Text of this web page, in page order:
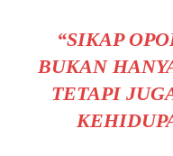
“SIKAP
BUKAN
TETAPI